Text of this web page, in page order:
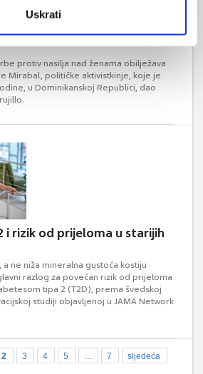
Uskrati
borbe protiv nasilja nad
protiv nasilja nad ženama obilježava
Mirabal, političke aktivistkinje, koje je
u Dominikanskoj Republici, dao
i rizik od prijeloma u starijih
a ne niža mineralna gustoća kostiju
razlog za povećan rizik od prijeloma
tipa 2 (T2D), prema švedskoj
studiji objavljenoj u JAMA Network
2 3 4 5 ... 7 sljedeća